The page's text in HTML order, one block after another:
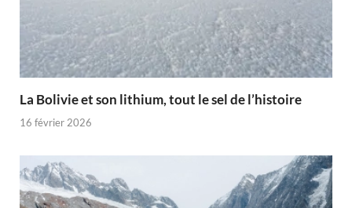
La Bolivie et son lithium, tout le sel de l’histoire
16 février 2026